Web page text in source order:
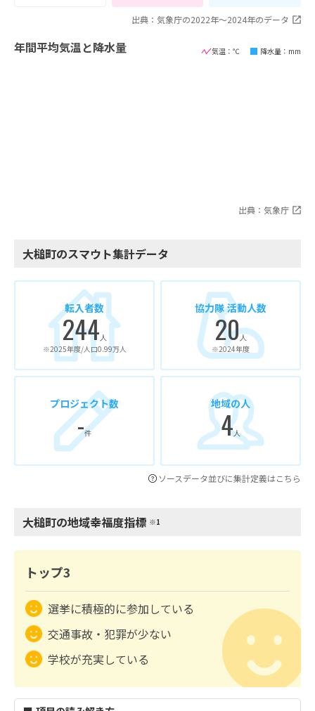
出典：気象庁の2022年〜2024年のデータ
年間平均気温と降水量 気温：℃ 降水量：mm
出典：気象庁
大槌町のスマウト集計データ
転入者数
244 人
※2025年度/人口0.99万人
協力隊 活動人数
20人
※2024年度
プロジェクト数
-件
地域の人
4人
ソースデータ並びに集計定義はこちら
大槌町の地域幸福度指標 ※1
トップ3
選挙に積極的に参加している
交通事故・犯罪が少ない
学校が充実している